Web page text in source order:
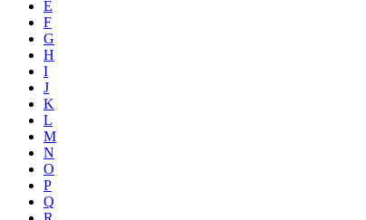
E
F
G
H
I
J
K
L
M
N
O
P
Q